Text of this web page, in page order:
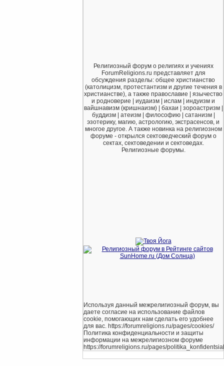
Религиозный форум о религиях и учениях
ForumReligions.ru представляет для
обсуждения разделы: общее христианство
(католицизм, протестантизм и другие течения в
христианстве), а также православие | язычество
и родноверие | иудаизм | ислам | индуизм и
вайшнавизм (кришнаизм) | бахаи | зороастризм |
буддизм | атеизм | философию | сатанизм |
эзотерику, магию, астрологию, экстрасенсов, и
многое другое. А также новинка на религиозном
форуме - открылся сектоведческий форум о
сектах, сектоведении и сектоведах.
Религиозные форумы.
Используя данный межрелигиозный форум, вы
даете согласие на использование файлов
cookie, помогающих нам сделать его удобнее
для вас. https://forumreligions.ru/pages/cookies/
Политика конфиденциальности и защиты
информации на межрелигиозном форуме
https://forumreligions.ru/pages/